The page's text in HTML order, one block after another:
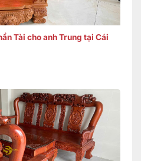
Tài cho anh Trung tại Cái